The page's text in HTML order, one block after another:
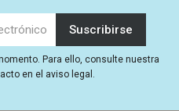
Para ello, consulte nuestra
en el aviso legal.